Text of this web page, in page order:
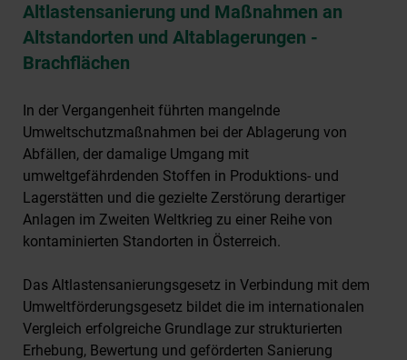
Altlastensanierung und Maßnahmen an
Altstandorten und Altablagerungen -
Brachflächen
In der Vergangenheit führten mangelnde
Umweltschutzmaßnahmen bei der Ablagerung von
Abfällen, der damalige Umgang mit
umweltgefährdenden Stoffen in Produktions- und
Lagerstätten und die gezielte Zerstörung derartiger
Anlagen im Zweiten Weltkrieg zu einer Reihe von
kontaminierten Standorten in Österreich.
Das Altlastensanierungsgesetz in Verbindung mit dem
Umweltförderungsgesetz bildet die im internationalen
Vergleich erfolgreiche Grundlage zur strukturierten
Erhebung, Bewertung und geförderten Sanierung